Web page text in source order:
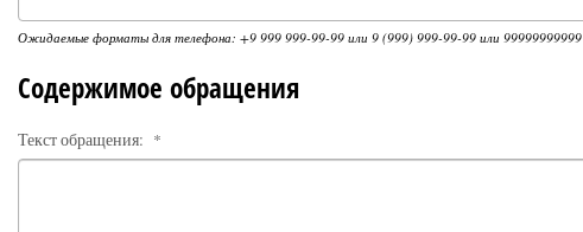
Ожидаемые форматы для телефона: +9 999 999-99-99 или 9 (999) 999-99-99 или 99999999999
Содержимое обращения
Текст обращения: *